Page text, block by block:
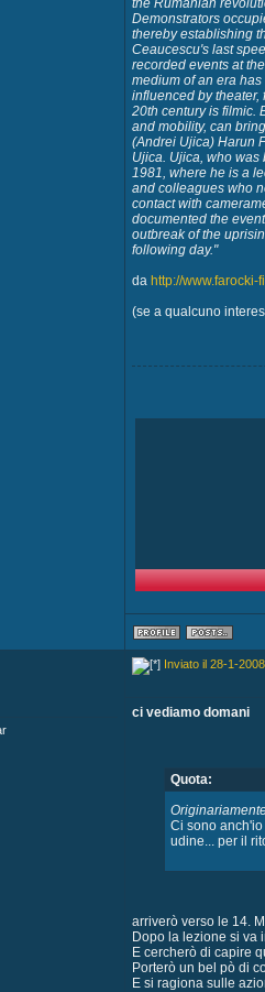
the Rumanian
Demonstrators
thereby establishing
Ceaucescu's last
recorded events at
medium of an era
influenced by theater,
20th century is filmic.
and mobility, can
(Andrei Ujica) Harun
Ujica. Ujica, who
1981, where he is a
and colleagues who
contact with
documented the
outbreak of the
following day."
da http://
(se a qualcuno
Inviato il 28-1-
ci vediamo domani
Quota:
Ci sono
udine... per il
arriverò verso le 14.
Dopo la lezione si va
E cercherò di capire
Porterò un bel pò di
E si ragiona sulle